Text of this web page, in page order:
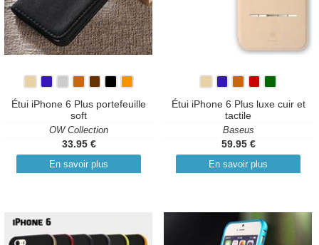
Étui iPhone 6 Plus portefeuille
soft
OW Collection
33.95 €
En savoir plus
Étui iPhone 6 Plus luxe cuir et
tactile
Baseus
59.95 €
En savoir plus